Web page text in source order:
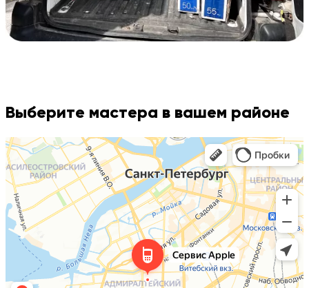
Выберите мастера в вашем районе